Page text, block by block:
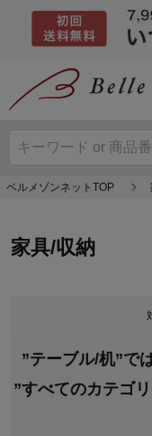
ベルメゾンネットTOP
家具/収納
”テーブル/机”で
”すべてのカテゴ